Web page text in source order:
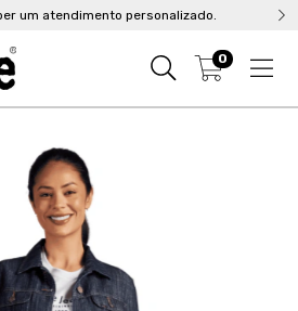
um atendimento personalizado.
0